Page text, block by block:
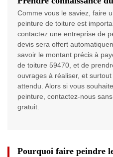
Comme vous le saviez, faire
peinture de toiture est
contactez une entreprise de
devis sera offert
savoir le montant précis à
de toiture 59470, et de
ouvrages à réaliser, et
attendu. Alors si vous
peinture, contactez-nous
gratuit.
Pourquoi faire peindre